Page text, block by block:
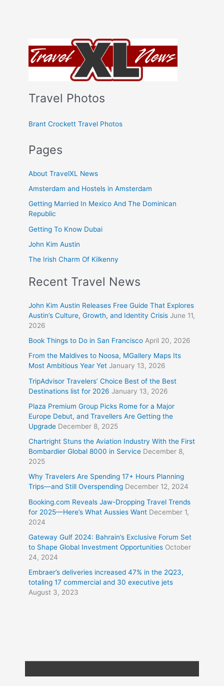
Travel Photos
Brant Crockett Travel Photos
Pages
About TravelXL News
Amsterdam and Hostels in Amsterdam
Getting Married In Mexico And The Dominican
Republic
Getting To Know Dubai
John Kim Austin
The Irish Charm Of Kilkenny
Recent Travel News
John Kim Austin Releases Free Guide That Explores
Austin’s Culture, Growth, and Identity Crisis June 11,
2026
Book Things to Do in San Francisco April 20, 2026
From the Maldives to Noosa, MGallery Maps Its
Most Ambitious Year Yet January 13, 2026
TripAdvisor Travelers’ Choice Best of the Best
Destinations list for 2026 January 13, 2026
Plaza Premium Group Picks Rome for a Major
Europe Debut, and Travellers Are Getting the
Upgrade December 8, 2025
Chartright Stuns the Aviation Industry With the First
Bombardier Global 8000 in Service December 8,
2025
Why Travelers Are Spending 17+ Hours Planning
Trips—and Still Overspending December 12, 2024
Booking.com Reveals Jaw-Dropping Travel Trends
for 2025—Here’s What Aussies Want December 1,
2024
Gateway Gulf 2024: Bahrain’s Exclusive Forum Set
to Shape Global Investment Opportunities October
24, 2024
Embraer’s deliveries increased 47% in the 2Q23,
totaling 17 commercial and 30 executive jets
August 3, 2023